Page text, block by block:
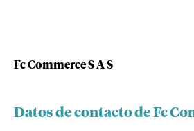
Fc Commerce S A S
Datos de contacto de Fc